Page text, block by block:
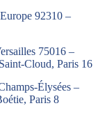
92310 –
75016 –
Cloud, Paris 16
Élysées –
Paris 8